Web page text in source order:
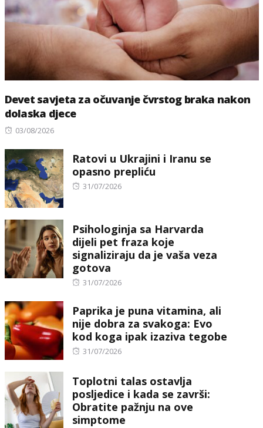
Devet savjeta za očuvanje čvrstog braka nakon
dolaska djece
Posted
03/08/2026
Ratovi u Ukrajini i Iranu se
opasno prepliću
Posted
31/07/2026
Psihologinja sa Harvarda
dijeli pet fraza koje
signaliziraju da je vaša veza
gotova
Posted
31/07/2026
Paprika je puna vitamina, ali
nije dobra za svakoga: Evo
kod koga ipak izaziva tegobe
Posted
31/07/2026
Toplotni talas ostavlja
posljedice i kada se završi:
Obratite pažnju na ove
simptome